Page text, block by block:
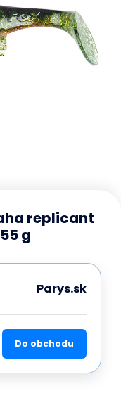
replicant
g
Parys.sk
Do obchodu